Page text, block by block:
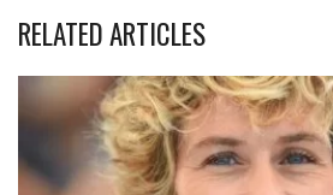
RELATED ARTICLES